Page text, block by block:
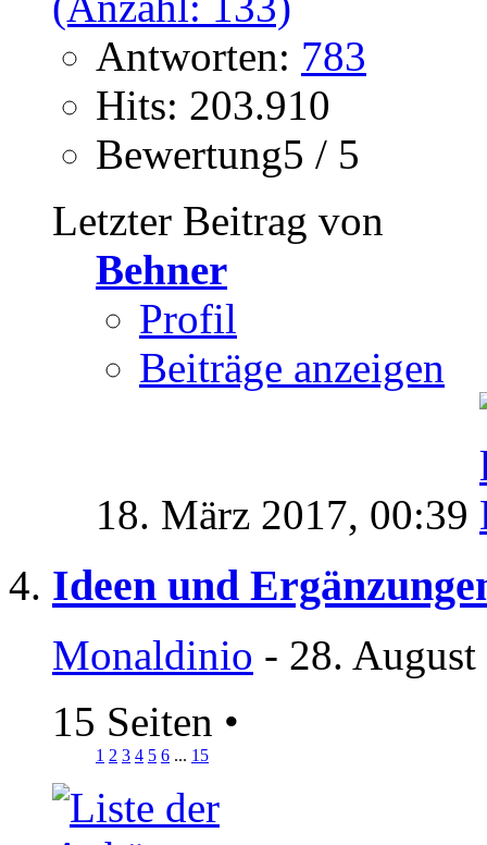
Antworten: 783
Hits: 203.910
Bewertung5 / 5
Letzter Beitrag von
Behner
Profil
Beiträge anzeigen
18. März 2017, 00:39
Ideen und
Monaldinio - 28.
15 Seiten •
1 2 3 4 5 6 ... 15